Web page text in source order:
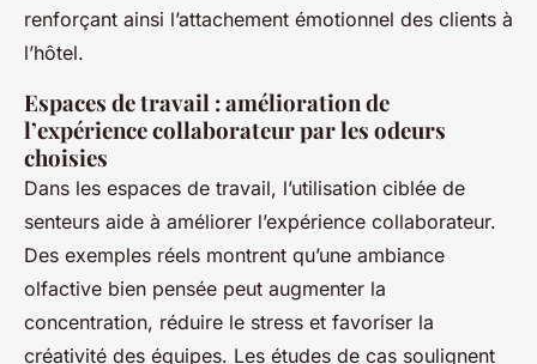
renforçant ainsi l’attachement émotionnel des clients à
l’hôtel.
Espaces de travail : amélioration de
l’expérience collaborateur par les odeurs
choisies
Dans les espaces de travail, l’utilisation ciblée de
senteurs aide à améliorer l’expérience collaborateur.
Des exemples réels montrent qu’une ambiance
olfactive bien pensée peut augmenter la
concentration, réduire le stress et favoriser la
créativité des équipes. Les études de cas soulignent